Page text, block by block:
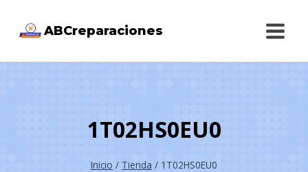
ABCreparaciones
1T02HS0EU0
Inicio / Tienda / 1T02HS0EU0